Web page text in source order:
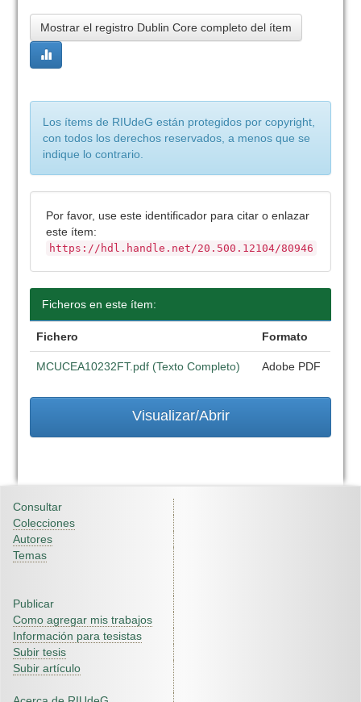
Mostrar el registro Dublin Core completo del ítem
Los ítems de RIUdeG están protegidos por copyright,
con todos los derechos reservados, a menos que se
indique lo contrario.
Por favor, use este identificador para citar o enlazar
este ítem:
https://hdl.handle.net/20.500.12104/80946
Ficheros en este ítem:
Fichero Formato
MCUCEA10232FT.pdf (Texto Completo) Adobe PDF
Visualizar/Abrir
Consultar
Colecciones
Autores
Temas
Publicar
Como agregar mis trabajos
Información para tesistas
Subir tesis
Subir artículo